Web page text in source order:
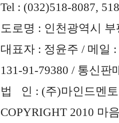
Tel : (032)518-8087,
도로명 : 인천광역시
대표자 : 정윤주 / 메일 :
131-91-79380 / 통신판
법 인 : (주)마인드멘토
COPYRIGHT 2010 마